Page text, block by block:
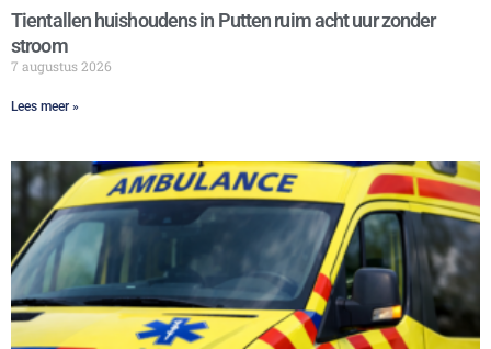
Tientallen huishoudens in Putten ruim acht uur zonder
stroom
7 augustus 2026
Lees meer »